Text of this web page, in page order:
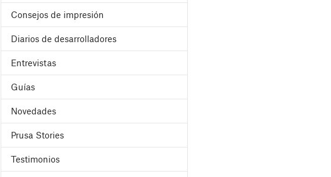
Consejos de impresión
Diarios de desarrolladores
Entrevistas
Guías
Novedades
Prusa Stories
Testimonios